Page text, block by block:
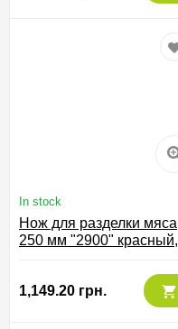
In stock
Нож для разделки мяса
250 мм "2900" красный,
1,149.20 грн.